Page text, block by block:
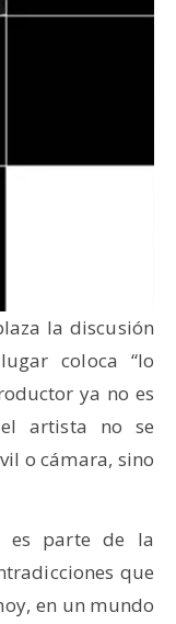
la discusión
coloca “lo
ya no es
artista no se
o cámara, sino
es parte de la
que
en un mundo